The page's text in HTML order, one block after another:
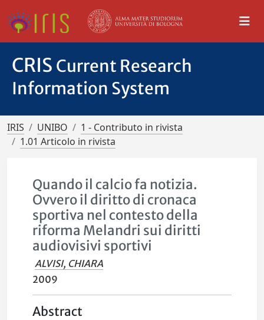
CRIS Current Research
Information System
IRIS UNIBO
1 - Contributo in rivista
1.01 Articolo in rivista
Quando il calcio fa notizia.
Ovvero il diritto di cronaca
sportiva nel contesto della
riforma Melandri sui diritti
audiovisivi sportivi
ALVISI, CHIARA
2009
Abstract